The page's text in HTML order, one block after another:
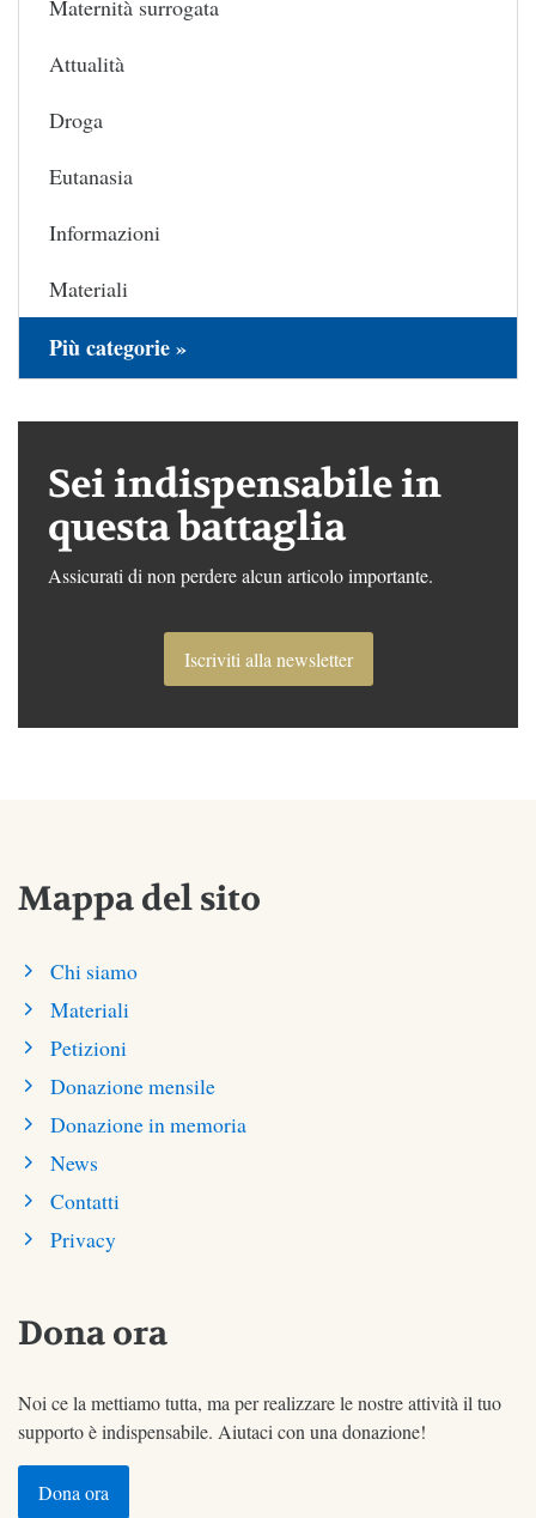
Maternità surrogata
Attualità
Droga
Eutanasia
Informazioni
Materiali
Più categorie »
Sei indispensabile in
questa battaglia
Assicurati di non perdere alcun articolo importante.
Iscriviti alla newsletter
Mappa del sito
Chi siamo
Materiali
Petizioni
Donazione mensile
Donazione in memoria
News
Contatti
Privacy
Dona ora
Noi ce la mettiamo tutta, ma per realizzare le nostre attività il tuo
supporto è indispensabile. Aiutaci con una donazione!
Dona ora